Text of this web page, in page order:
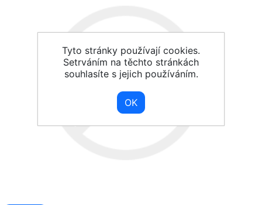
Tyto stránky používají cookies.
Setrváním na těchto stránkách
souhlasíte s jejich používáním.